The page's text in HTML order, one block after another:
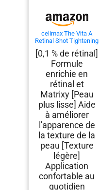
celimax The Vita A
Retinal Shot Tightening
Booster
[0,1 % de rétinal]
Formule
enrichie en
rétinal et
Matrixy [Peau
plus lisse] Aide
à améliorer
l'apparence de
la texture de la
peau [Texture
légère]
Application
confortable au
quotidien